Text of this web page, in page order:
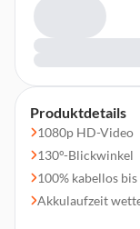
Produktdetails
1080p HD-Video
130°-Blickwinkel
100% kabellos bis
Akkulaufzeit